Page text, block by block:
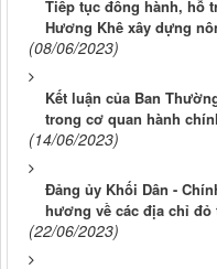
Tiếp tục đồng hành, hỗ
Hương Khê xây dựng
(08/06/2023)
Kết luận của Ban
trong cơ quan hành
(14/06/2023)
Đảng ủy Khối Dân -
hương về các địa chỉ đỏ
(22/06/2023)